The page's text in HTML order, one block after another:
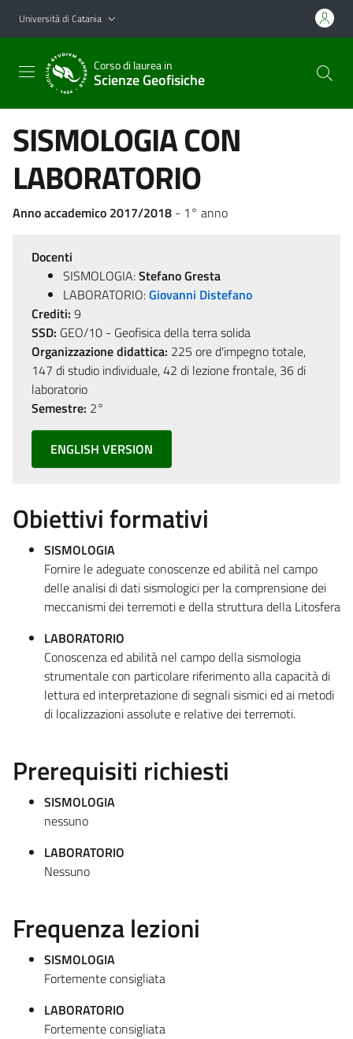
Vai al contenuto principale
Vai al menu di navigazione
Università di Catania
Corso di laurea in
Scienze Geofisiche
SISMOLOGIA CON
LABORATORIO
Anno accademico 2017/2018 - 1° anno
Docenti
SISMOLOGIA:Stefano Gresta
LABORATORIO:Giovanni Distefano
Crediti: 9
SSD: GEO/10 - Geofisica della terra solida
Organizzazione didattica: 225 ore d'impegno totale,
147 di studio individuale, 42 di lezione frontale, 36 di
laboratorio
Semestre: 2°
ENGLISH VERSION
Obiettivi formativi
SISMOLOGIA
Fornire le adeguate conoscenze ed abilità nel campo
delle analisi di dati sismologici per la comprensione dei
meccanismi dei terremoti e della struttura della Litosfera
LABORATORIO
Conoscenza ed abilità nel campo della sismologia
strumentale con particolare riferimento alla capacità di
lettura ed interpretazione di segnali sismici ed ai metodi
di localizzazioni assolute e relative dei terremoti.
Prerequisiti richiesti
SISMOLOGIA
nessuno
LABORATORIO
Nessuno
Frequenza lezioni
SISMOLOGIA
Fortemente consigliata
LABORATORIO
Fortemente consigliata